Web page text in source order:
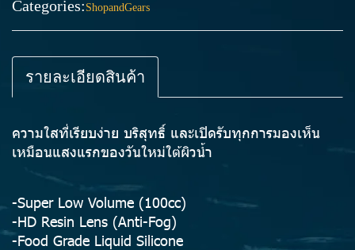
Categories: ShopandGears
รายละเอียดสินค้า
ความใสที่เรียบง่าย บริสุทธิ์ และเปิดรับทุกการมองเห็น
เหมือนแสงแรกของวันใหม่ใต้ผิวน้ำ
-Super Low Volume (100cc)
-HD Resin Lens (Anti-Fog)
-Food Grade Liquid Silicone